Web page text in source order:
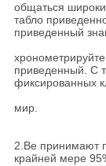
общаться
табло
приведенный
приведенный. С
фиксированных
мир.
2.Ве принимают
крайней мере